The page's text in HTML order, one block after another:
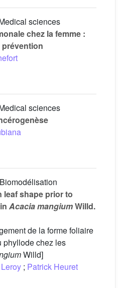
sciences
chez la femme :
prévention
sciences
leaf shape prior to
Acacia mangiumWilld.
de la forme foliaire
phyllode chez les
Willd]
; Patrick Heuret